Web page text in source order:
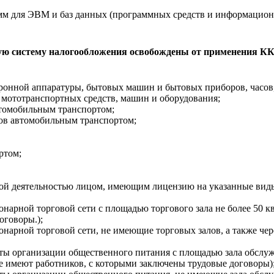
для ЭВМ и баз данных (программных средств и
налогообложения освобождены от применения
аппаратуры, бытовых машин и бытовых приборов,
средств, машин и оборудования;
транспортом;
автомобильным транспортом;
деятельностью лицом, имеющим лицензию на указанные
торговой сети с площадью торгового зала не более
торговой сети, не имеющие торговых залов, а также
организации общественного питания с площадью зала
имеют работников, с которыми заключены трудовые